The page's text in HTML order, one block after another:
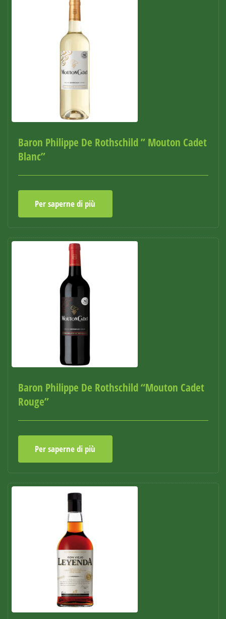
Baron Philippe De Rothschild ” Mouton Cadet
Blanc”
Per saperne di più
Baron Philippe De Rothschild “Mouton Cadet
Rouge”
Per saperne di più